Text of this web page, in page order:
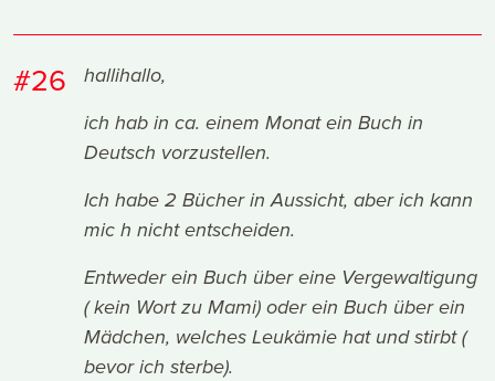
#26
hallihallo,
ich hab in ca. einem Monat ein Buch in
Deutsch vorzustellen.
Ich habe 2 Bücher in Aussicht, aber ich kann
mic h nicht entscheiden.
Entweder ein Buch über eine Vergewaltigung
( kein Wort zu Mami) oder ein Buch über ein
Mädchen, welches Leukämie hat und stirbt (
bevor ich sterbe).